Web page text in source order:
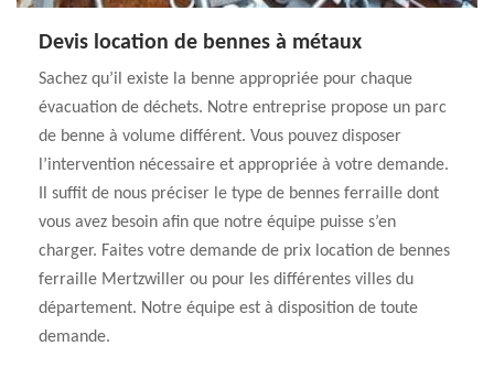
Devis location de bennes à métaux
Sachez qu’il existe la benne appropriée pour chaque
évacuation de déchets. Notre entreprise propose un parc
de benne à volume différent. Vous pouvez disposer
l’intervention nécessaire et appropriée à votre demande.
Il suffit de nous préciser le type de bennes ferraille dont
vous avez besoin afin que notre équipe puisse s’en
charger. Faites votre demande de prix location de bennes
ferraille Mertzwiller ou pour les différentes villes du
département. Notre équipe est à disposition de toute
demande.